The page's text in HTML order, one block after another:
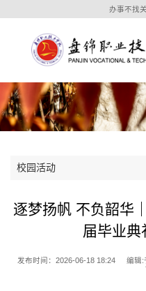
办事不找
校园活动
逐梦扬帆 不负韶华
届毕业典
发布时间：2026-06-18 18:24 编辑: